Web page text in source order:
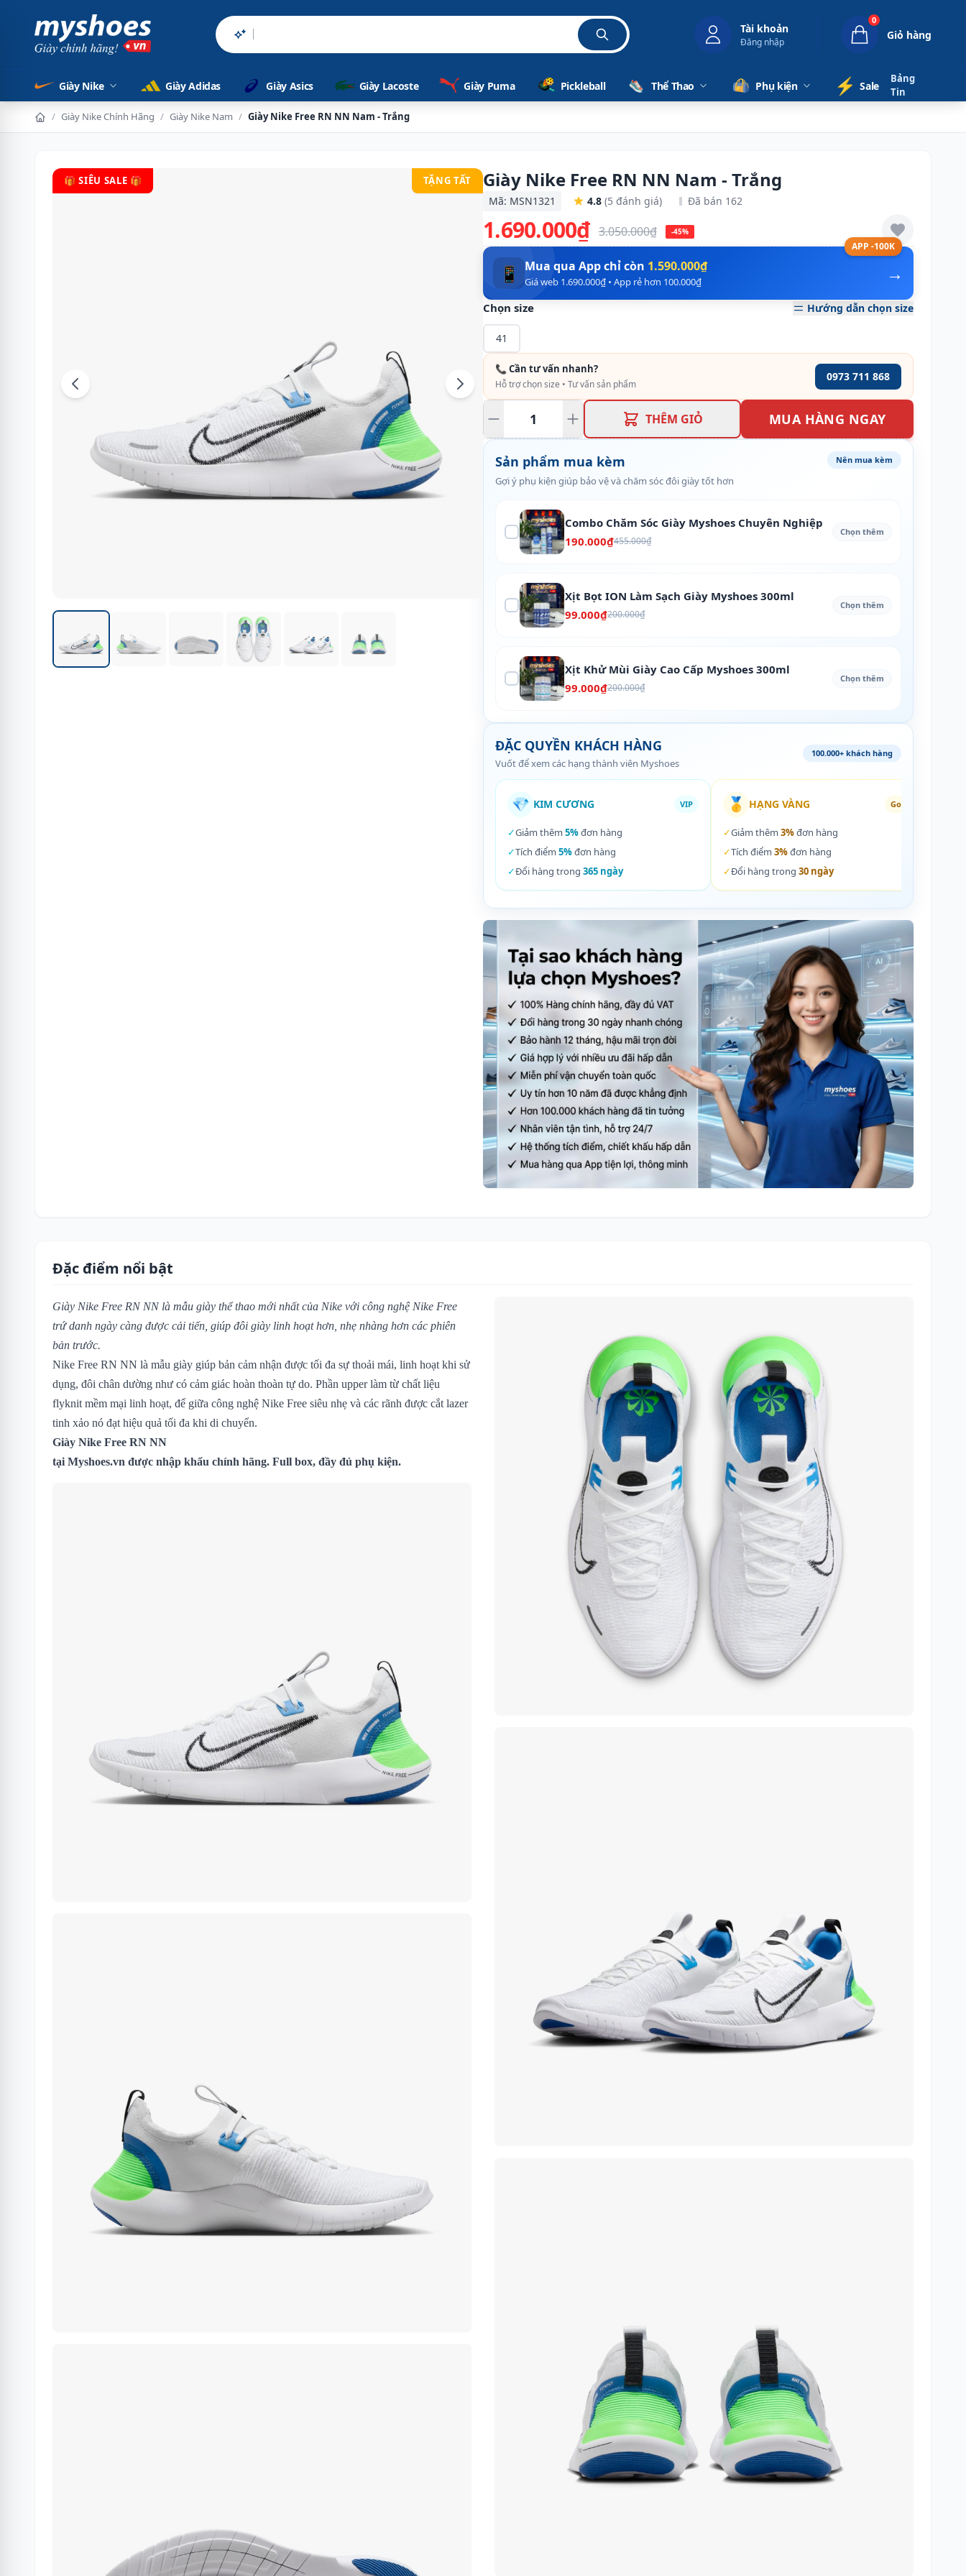
Sản phẩm chính h Tài khoản
Đăng nhập
0
Giỏ hàng
Giày Nike Giày Adidas Giày Asics Giày Lacoste Giày Puma Pickleball Thể Thao Phụ kiện ⚡️ Sale
Bảng
Tin
/ Giày Nike Chính Hãng / Giày Nike Nam / Giày Nike Free RN NN Nam - Trắng
🎁 SIÊU SALE 🎁 TẶNG TẤT Giày Nike Free RN NN Nam - Trắng
Mã: MSN1321 4.8 (5 đánh giá) Đã bán 162
1.690.000₫ 3.050.000₫ -45%
APP -100K
→
📱 Mua qua App chỉ còn 1.590.000₫
Giá web 1.690.000₫ • App rẻ hơn 100.000₫
Chọn size Hướng dẫn chọn size
41
📞 Cần tư vấn nhanh?
Hỗ trợ chọn size • Tư vấn sản phẩm
0973 711 868
THÊM GIỎ MUA HÀNG NGAY
Sản phẩm mua kèm
Gợi ý phụ kiện giúp bảo vệ và chăm sóc đôi giày tốt hơn
Nên mua kèm
Combo Chăm Sóc Giày Myshoes Chuyên Nghiệp
190.000₫455.000₫
Chọn thêm
Xịt Bọt ION Làm Sạch Giày Myshoes 300ml
99.000₫200.000₫
Chọn thêm
Xịt Khử Mùi Giày Cao Cấp Myshoes 300ml
99.000₫200.000₫
Chọn thêm
ĐẶC QUYỀN KHÁCH HÀNG
Vuốt để xem các hạng thành viên Myshoes
100.000+ khách hàng
💎 KIM CƯƠNG VIP
✓Giảm thêm 5%đơn hàng
✓Tích điểm 5%đơn hàng
✓Đổi hàng trong 365 ngày
🥇 HẠNG VÀNG Gold
✓Giảm thêm 3%đơn hàng
✓Tích điểm 3%đơn hàng
✓Đổi hàng trong 30 ngày
Đặc điểm nổi bật
Giày Nike Free RN NN là mẫu giày thể thao mới nhất của Nike với công nghệ Nike Free
trứ danh ngày càng được cải tiến, giúp đôi giày linh hoạt hơn, nhẹ nhàng hơn các phiên
bản trước.
Nike Free RN NN là mẫu giày giúp bản cảm nhận được tối đa sự thoải mái, linh hoạt khi sử
dụng, đôi chân dường như có cảm giác hoàn thoàn tự do. Phần upper làm từ chất liệu
flyknit mềm mại linh hoạt, đế giữa công nghệ Nike Free siêu nhẹ và các rãnh được cắt lazer
tinh xảo nó đạt hiệu quả tối đa khi di chuyển.
Giày Nike Free RN NN
tại Myshoes.vn được nhập khẩu chính hãng. Full box, đầy đủ phụ kiện.